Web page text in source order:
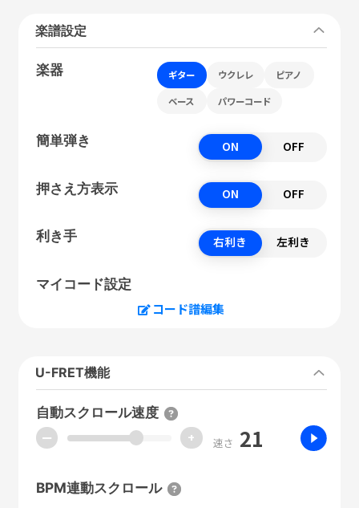
楽譜設定
楽器 ギター ウクレレ ピアノ
ベース パワーコード
簡単弾き ON OFF
押さえ方表示 ON OFF
利き手 右利き 左利き
マイコード設定
コード譜編集
U-FRET機能
自動スクロール速度
ー + 速さ 21
BPM連動スクロール